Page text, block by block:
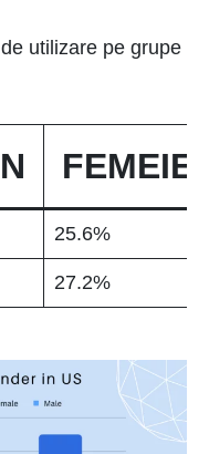
utilizare pe grupe
FEMEIE
25.6%
27.2%